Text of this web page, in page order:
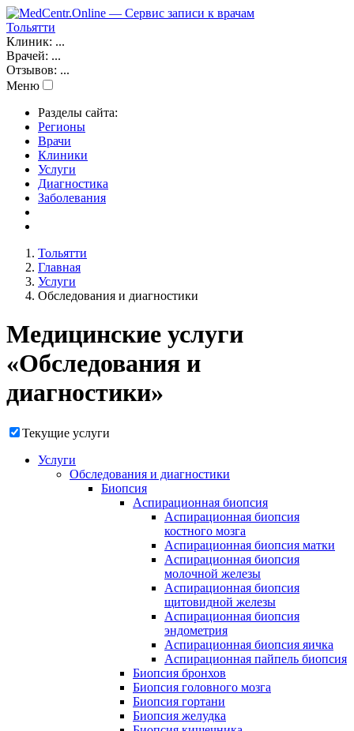
Тольятти
Клиник: ...
Врачей: ...
Отзывов: ...
Меню
Разделы сайта:
Регионы
Врачи
Клиники
Услуги
Диагностика
Заболевания
Тольятти
Главная
Услуги
Обследования и диагностики
Медицинские услуги
«Обследования и
диагностики»
Текущие услуги
Услуги
Обследования и диагностики
Биопсия
Аспирационная биопсия
Аспирационная биопсия
костного мозга
Аспирационная биопсия матки
Аспирационная биопсия
молочной железы
Аспирационная биопсия
щитовидной железы
Аспирационная биопсия
эндометрия
Аспирационная биопсия яичка
Аспирационная пайпель биопсия
Биопсия бронхов
Биопсия головного мозга
Биопсия гортани
Биопсия желудка